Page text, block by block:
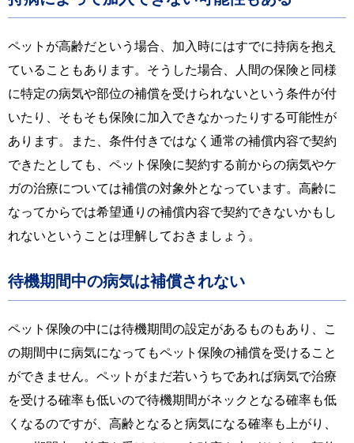
ペットが高齢だという場合、加入時にはすでに持病を抱え
ていることもあります。そうした場合、人間の保険と同様
に特定の病気や部位の補償を受けられないという条件が付
いたり、そもそも保険に加入できなかったりする可能性が
あります。また、条件付きではなく通常の補償内容で契約
できたとしても、ペット保険に契約する前からの病気やケ
ガの治療については補償の対象外となっています。高齢に
なってからでは希望通りの補償内容で契約できないかもし
れないということは理解しておきましょう。
待機期間中の病気は補償されない
ペット保険の中には待機期間の設定があるものもあり、こ
の期間中に病気になってもペット保険の補償を受けること
ができません。ペットがまだ若いうちであれば病気で治療
を受ける確率も低いので待機期間がネックとなる確率も低
くなるのですが、高齢となると病気になる確率も上がり、